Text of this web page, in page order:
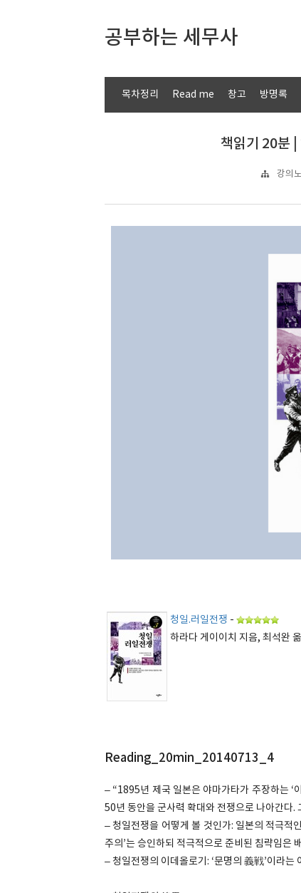
공부하는 세무사
목차정리 Read me 창고 방명록
책읽기 20분 |
강의
청일.러일전쟁 -
하라다 게이이치 지음, 최석완
Reading_20min_20140713_4
– “1895년 제국 일본은 야마가타가 주장하는 ‘
50년 동안을 군사력 확대와 전쟁으로 나아간다.
– 청일전쟁을 어떻게 볼 것인가: 일본의 적극적
주의’는 승인하되 적극적으로 준비된 침략임은
– 청일전쟁의 이데올로기: ‘문명의 義戦’이라